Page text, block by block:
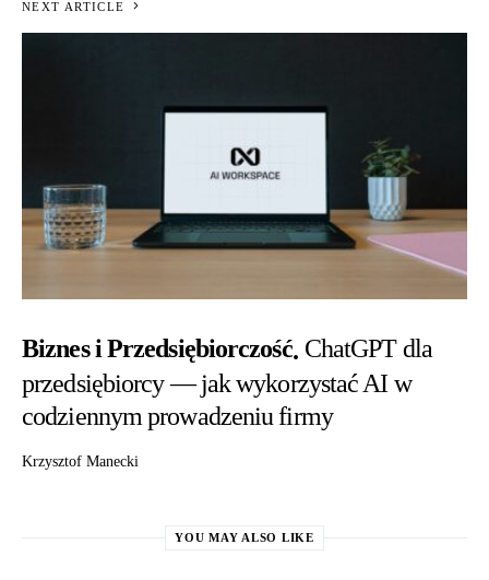
NEXT ARTICLE
Biznes i Przedsiębiorczość ChatGPT dla
przedsiębiorcy — jak wykorzystać AI w
codziennym prowadzeniu firmy
Krzysztof Manecki
YOU MAY ALSO LIKE